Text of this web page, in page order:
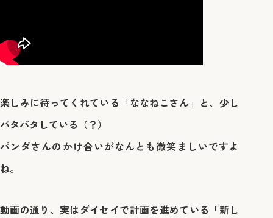
楽しみに待ってくれている「ななねこさん」と、少し
バタバタしている（？）
パンダさんのかけ合いがなんとも微笑ましいですよ
ね。
動画の通り、実はダイセイで計画を進めている「新し